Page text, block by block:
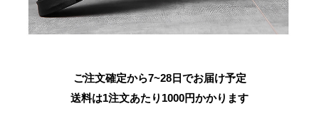
ご注文確定から7~28日でお届け予定
送料は1注文あたり 1000円かかります